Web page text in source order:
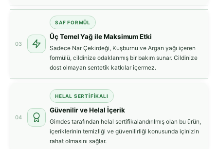
03
SAF FORMÜL
Üç Temel Yağ ile Maksimum Etki
Sadece Nar Çekirdeği, Kuşburnu ve Argan yağı içeren
formülü, cildinize odaklanmış bir bakım sunar. Cildinize
dost olmayan sentetik katkılar içermez.
04
HELAL SERTIFIKALI
Güvenilir ve Helal İçerik
Gimdes tarafından helal sertifikalandırılmış olan bu ürün,
içeriklerinin temizliği ve güvenilirliği konusunda içinizin
rahat olmasını sağlar.